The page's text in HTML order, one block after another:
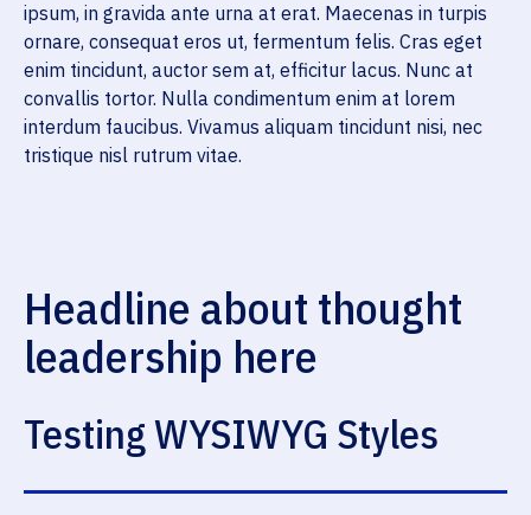
ipsum, in gravida ante urna at erat. Maecenas in turpis
ornare, consequat eros ut, fermentum felis. Cras eget
enim tincidunt, auctor sem at, efficitur lacus. Nunc at
convallis tortor. Nulla condimentum enim at lorem
interdum faucibus. Vivamus aliquam tincidunt nisi, nec
tristique nisl rutrum vitae.
Headline about thought
leadership here
Testing WYSIWYG Styles